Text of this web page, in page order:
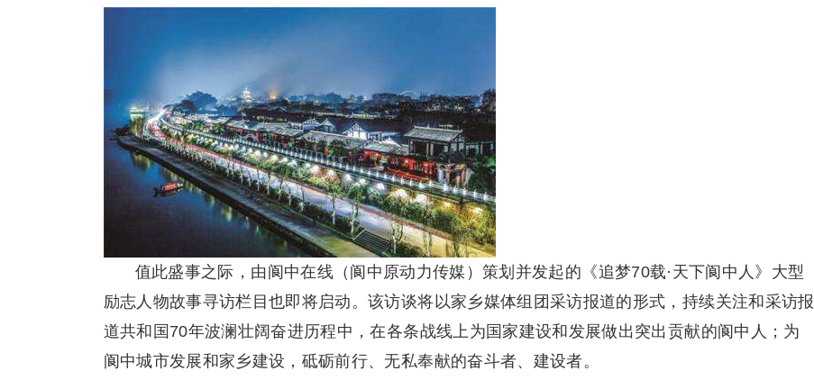
值此盛事之际，由阆中在线（阆中原动力传媒）策划并发起的《追梦70载·天下阆中人》大型
励志人物故事寻访栏目也即将启动。该访谈将以家乡媒体组团采访报道的形式，持续关注和采访报
道共和国70年波澜壮阔奋进历程中，在各条战线上为国家建设和发展做出突出贡献的阆中人；为
阆中城市发展和家乡建设，砥砺前行、无私奉献的奋斗者、建设者。